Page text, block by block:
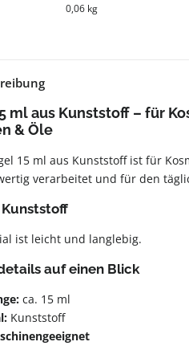
0,06 kg
ml aus Kunststoff – für
& Öle
15 ml aus Kunststoff ist für
verarbeitet und für den
ist leicht und langlebig.
auf einen Blick
ca. 15 ml
Kunststoff